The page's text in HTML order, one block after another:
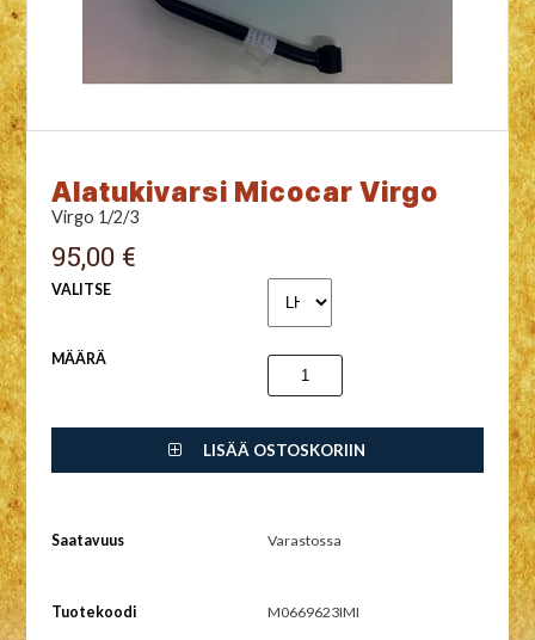
Alatukivarsi Micocar Virgo
Virgo 1/2/3
95,00 €
VALITSE
MÄÄRÄ
LISÄÄ OSTOSKORIIN
Saatavuus Varastossa
Tuotekoodi M0669623IMI